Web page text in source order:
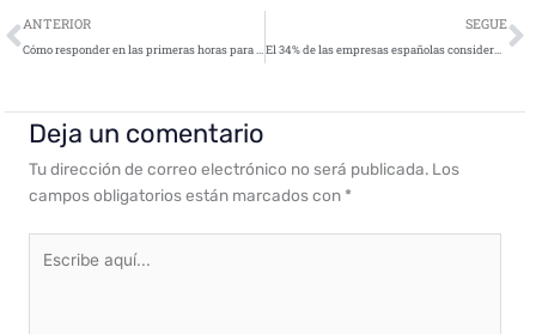
Ant
ANTERIOR
Cómo responder en las primeras horas para contener un ciberataque masivo
SEGUE
El 34% de las empresas españolas considera la falta de formación en IA un problema crítico
Deja un comentario
Tu dirección de correo electrónico no será publicada. Los
campos obligatorios están marcados con *
aquí...